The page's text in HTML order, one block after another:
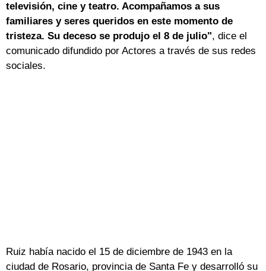
televisión, cine y teatro. Acompañamos a sus
familiares y seres queridos en este momento de
tristeza. Su deceso se produjo el 8 de julio", dice el
comunicado difundido por Actores a través de sus redes
sociales.
Ruiz había nacido el 15 de diciembre de 1943 en la
ciudad de Rosario, provincia de Santa Fe y desarrolló su